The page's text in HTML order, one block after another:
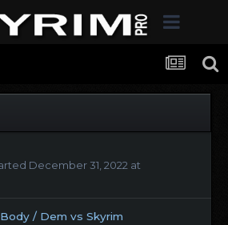
December 31, 2022 at
/ Dem vs Skyrim